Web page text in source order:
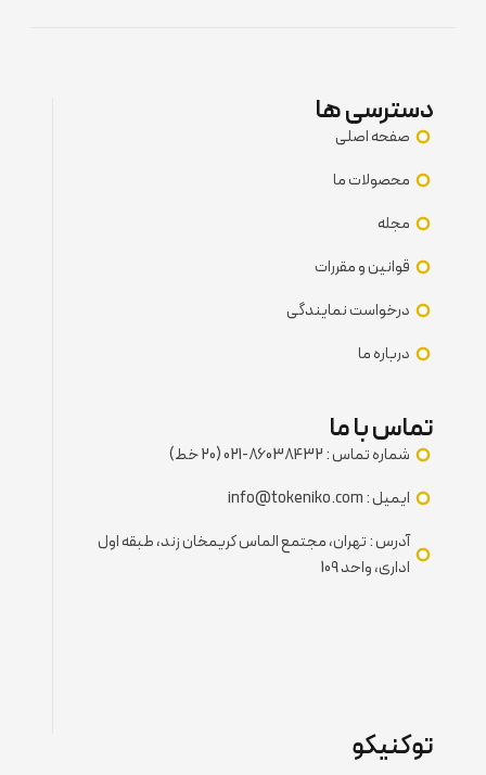
دسترسی ها
صفحه اصلی
محصولات ما
مجله
قوانین و مقررات
درخواست نمایندگی
درباره ما
تماس با ما
شماره تماس : 86038432-021 (20 خط)
ایمیل : info@tokeniko.com
آدرس : تهران، مجتمع الماس کریمخان زند، طبقه اول
اداری، واحد 109
توکنیکو